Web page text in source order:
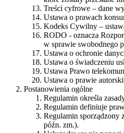
Treści cyfrowe – dane
Ustawa o prawach
Kodeks Cywilny –
RODO - oznacza
w sprawie swobodnego
Ustawa o ochronie
Ustawa o świadczeniu
Ustawa Prawo
Ustawa o prawie
Postanowienia ogólne
Regulamin określa
Regulamin definiuje
Regulamin sporządzony
późn. zm.).